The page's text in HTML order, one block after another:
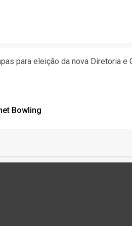
para eleição da nova Diretoria
Bowling